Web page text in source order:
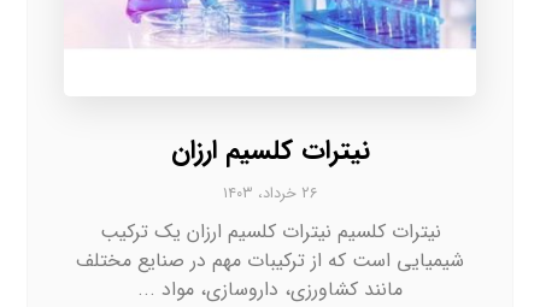
نیترات کلسیم ارزان
۲۶ خرداد، ۱۴۰۳
نیترات کلسیم نیترات کلسیم ارزان یک ترکیب
شیمیایی است که از ترکیبات مهم در صنایع مختلف
مانند کشاورزی، داروسازی، مواد ...